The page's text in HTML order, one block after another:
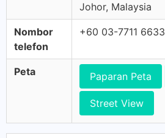
Johor, Malaysia
Nombor
telefon
+60 03-7711 6633
Peta Paparan Peta
Street View